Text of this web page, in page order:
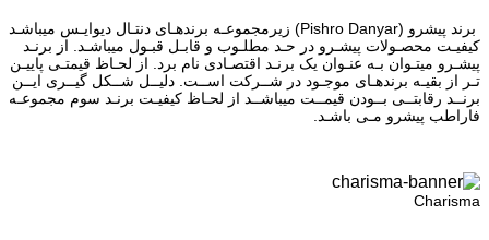
برند پیشرو (Pishro Danyar) زیرمجموعـه برندهـای دنتـال دیوایـس میباشـد
کیفیـت محصـولات پیشـرو در حـد مطلـوب و قابـل قبـول میباشـد. از برنـد
پیشـرو میتـوان بـه عنـوان یک برنـد اقتصـادی نام برد. از لحـاظ قیمتـی پاییـن
تـر از بقیـه برندهـای موجـود در شــرکت اســت. دلیــل شــکل گیــری ایــن
برنــد رقابتــی بــودن قیمــت میباشــد از لحـاظ کیفیـت برنـد سوم مجموعـه
فاراطب پیشرو مـی باشـد.
Charisma